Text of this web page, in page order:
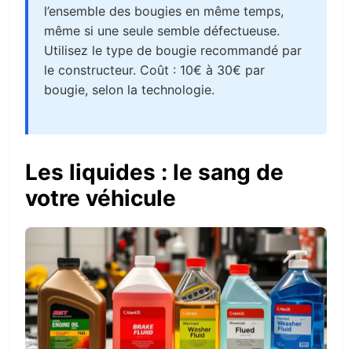
l’ensemble des bougies en même temps,
même si une seule semble défectueuse.
Utilisez le type de bougie recommandé par
le constructeur. Coût : 10€ à 30€ par
bougie, selon la technologie.
Les liquides : le sang de
votre véhicule